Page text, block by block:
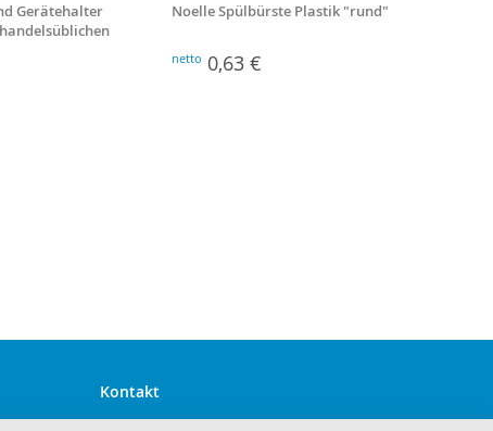
Gerätehalter
Noelle Spülbürste Plastik "rund"
netto 0,63 €
Kontakt